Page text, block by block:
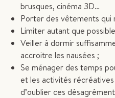
brusques, cinéma 3D…
Porter des vêtements qui
Limiter autant que
Veiller à dormir
accroitre les nausées ;
Se ménager des temps
et les activités
d’oublier ces